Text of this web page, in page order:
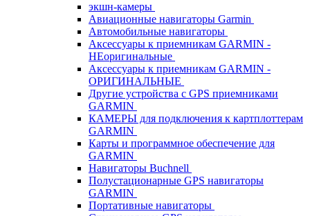
экшн-камеры
Авиационные навигаторы Garmin
Автомобильные навигаторы
Аксессуары к приемникам GARMIN -
НЕоригинальные
Аксессуары к приемникам GARMIN -
ОРИГИНАЛЬНЫЕ
Другие устройства с GPS приемниками
GARMIN
КАМЕРЫ для подключения к картплоттерам
GARMIN
Карты и программное обеспечение для
GARMIN
Навигаторы Buchnell
Полустационарные GPS навигаторы
GARMIN
Портативные навигаторы